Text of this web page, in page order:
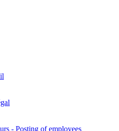
- Posting of employees